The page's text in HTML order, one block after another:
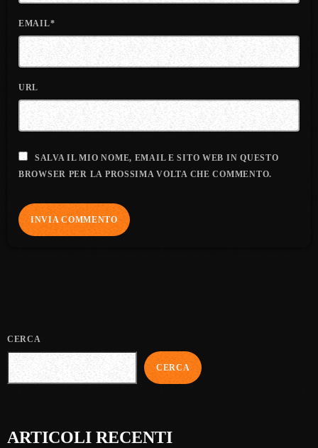
EMAIL*
URL
SALVA IL MIO NOME, EMAIL E SITO WEB IN QUESTO
BROWSER PER LA PROSSIMA VOLTA CHE COMMENTO.
CERCA
CERCA
ARTICOLI RECENTI